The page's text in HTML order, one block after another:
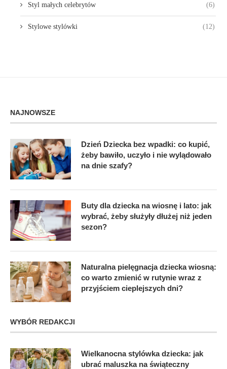
Styl małych celebrytów (6)
Stylowe stylówki (12)
NAJNOWSZE
Dzień Dziecka bez wpadki: co kupić,
żeby bawiło, uczyło i nie wylądowało
na dnie szafy?
Buty dla dziecka na wiosnę i lato: jak
wybrać, żeby służyły dłużej niż jeden
sezon?
Naturalna pielęgnacja dziecka wiosną:
co warto zmienić w rutynie wraz z
przyjściem cieplejszych dni?
WYBÓR REDAKCJI
Wielkanocna stylówka dziecka: jak
ubrać maluszka na świąteczny